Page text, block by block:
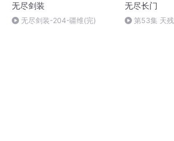
无尽剑装
无尽剑装-204-疆维(完)
无尽长门
第53集 天残